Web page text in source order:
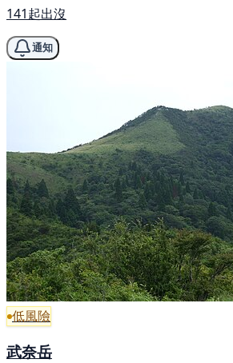
141起出沒
通知
低風險
武奈岳